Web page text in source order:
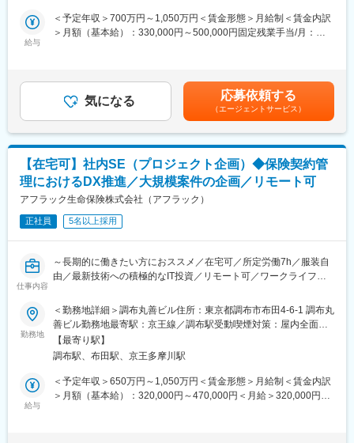
■本ポジションの魅力
・経験や年齢を問わず新たな領域へ挑戦でき、専門性を高めるキ
ャリア形成が可能
・IT投資に積極的な環境のもと、未来の生命保険システムのある
べき姿を描きながら開発を推進できる
■評価制度
IT本部独自の人事制度を導入しており、ITプロフェッショナルとし
ての成果や専門性を適正に評価しています。マネジメント職だけ
でなく、技術を追求するスペシャリストとしてキャリアを築きな
がら処遇向上を目指せる環境です。
・システム開発に付随する各種管理業務（本番移行判定、障害管
理等）
・システム開発に係る決裁・契約業務
ローテーションの可能性もございます。
■就業環境：
■魅力ポイント：
以下は魅力ポイントのごく一部です（詳しくは面談を通じてご説
明申し上げます）。
ことができます。
（２）創業後間もないため、既存のしがらみを受けることなくお
（３）サイバーセキュリティ対策の強化を推進し、安心・安全な
システム環境づくりを通じ、ご自身の成長とやりがいを感じられ
（４）本社勤務（転勤なし）のため、安定して就業が可能です。
（５）新しい価値の創造に向けて、会社の成長を支える従業員に
投資を惜しみません（リモート勤務・各種福利厚生・快適なオフ
ィス環境など）。
■当社について：
当社は、日本生命100％出資の代理店向け戦略子会社として、
給与
＜予定年収＞700万円～1,050万円＜賃金形態＞月給制＜賃金内訳
＞月額（基本給）：330,000円～500,000円固定残業手当/月：
内訳：役割給＋加算手当Ⅰ（役割給の10％相当）＋固定残業手当
[14~20万円（法定外残業30時間/月）]※上記年収は年２回の基本賞
与、業績連動賞与及び固定残業手当を含む標準例※賃金等の条件は
ご経験や実績、能力により決定いたします賃金はあくまでも目安
の金額であり、選考を通じて上下する可能性があります。月給(月
額)は固定手当を含めた表記です。
気になる 応募依頼する
（エージェントサービス）
【在宅可】社内SE（プロジェクト企画）◆保険契約管
理におけるDX推進／大規模案件の企画／リモート可
アフラック生命保険株式会社（アフラック）
正社員 5名以上採用
仕事内容
～長期的に働きたい方におススメ／在宅可／所定労働7h／服装自
由／最新技術への積極的なIT投資／リモート可／ワークライフバ
■業務概要
当社の社内SE（プロジェクト企画）として、当社サービスに関わ
るプロジェクトの立ち上げ等最上流の工程をお任せいたします。
入社後はアフラックプロジェクトZEROというプロジェクトに参
画いただきます。
他部門とも密接にかかわる領域のため、新商品リリースに伴う新
規開発なども多く発生するため、ビジネスサイド側と密にコミュ
勤務地
＜勤務地詳細＞調布丸善ビル住所：東京都調布市布田4-6-1 調布丸
善ビル勤務地最寄駅：京王線／調布駅受動喫煙対策：屋内全面禁
煙変更の範囲：会社の定める事業所（リモートワーク含む）
【最寄り駅】
調布駅、布田駅、京王多摩川駅
給与
＜予定年収＞650万円～1,050万円＜賃金形態＞月給制＜賃金内訳
＞月額（基本給）：320,000円～470,000円＜月給＞320,000円～